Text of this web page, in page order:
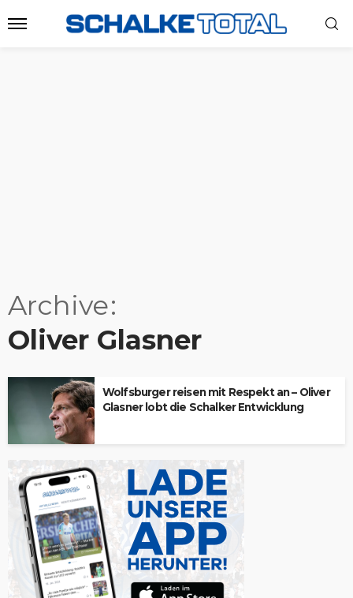
Archive
Oliver Glasner
Wolfsburger reisen mit Respekt an – Oliver
Glasner lobt die Schalker Entwicklung